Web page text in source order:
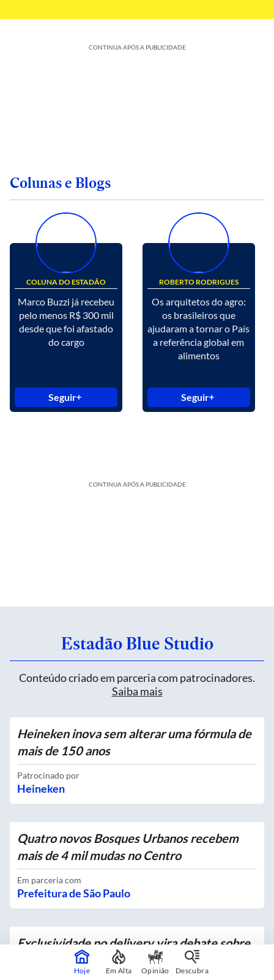
CONTINUA APÓS A PUBLICIDADE
Colunas e Blogs
COLUNA DO ESTADÃO
Marco Buzzi já recebeu
pelo menos R$ 300 mil
desde que foi afastado
do cargo
Seguir
ROBERTO RODRIGUES
Os arquitetos do agro:
os brasileiros que
ajudaram a tornar o País
a referência global em
alimentos
Seguir
CONTINUA APÓS A PUBLICIDADE
Estadão Blue Studio
Conteúdo criado em parceria com patrocinadores.
Saiba mais
Heineken inova sem alterar uma fórmula de
mais de 150 anos
Patrocinado por
Heineken
Quatro novos Bosques Urbanos recebem
mais de 4 mil mudas no Centro
Em parceria com
Prefeitura de São Paulo
Exclusividade no delivery vira debate sobre
o futuro da concorrência no setor
Hoje Em Alta Opinião Descubra